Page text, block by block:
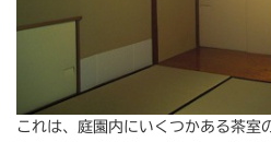
これは、庭園内にいくつかある茶室